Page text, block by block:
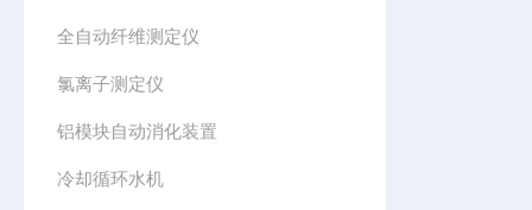
全自动纤维测定仪
氯离子测定仪
铝模块自动消化装置
冷却循环水机